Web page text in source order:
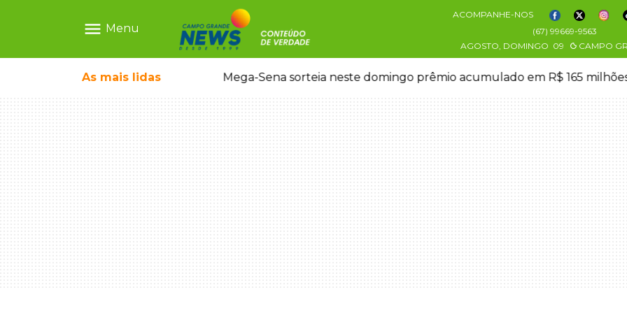
menu Menu
ACOMPANHE-NOS
(67) 99669-9563
AGOSTO, DOMINGO 09 CAMPO
As mais lidas
em sequestro de bebê na Capital Mega-Sena sorteia neste domingo prêmio acumulado em R$ 165